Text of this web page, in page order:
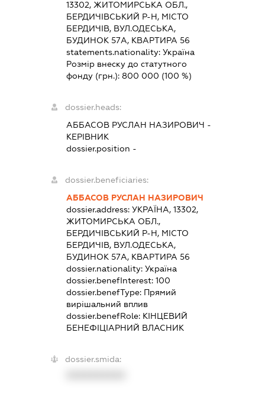
13302, ЖИТОМИРСЬКА ОБЛ.,
БЕРДИЧІВСЬКИЙ Р-Н, МІСТО
БЕРДИЧІВ, ВУЛ.ОДЕСЬКА,
БУДИНОК 57А, КВАРТИРА 56
statements.nationality:Україна
Розмір внеску до статутного
фонду (грн.):800 000 (100 %)
dossier.heads:
АББАСОВ РУСЛАН НАЗИРОВИЧ -
КЕРІВНИК
dossier.position -
dossier.beneficiaries:
АББАСОВ РУСЛАН НАЗИРОВИЧ
dossier.address:УКРАЇНА, 13302,
ЖИТОМИРСЬКА ОБЛ.,
БЕРДИЧІВСЬКИЙ Р-Н, МІСТО
БЕРДИЧІВ, ВУЛ.ОДЕСЬКА,
БУДИНОК 57А, КВАРТИРА 56
dossier.nationality:Україна
dossier.benefInterest:100
dossier.benefType: Прямий
вирішальний вплив
dossier.benefRole: КІНЦЕВИЙ
БЕНЕФІЦІАРНИЙ ВЛАСНИК
dossier.smida: